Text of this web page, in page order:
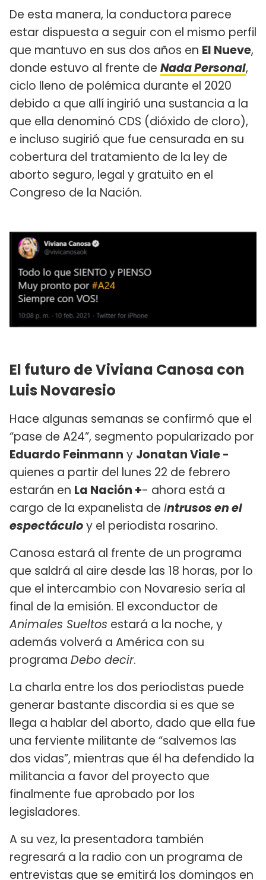
De esta manera, la conductora parece
estar dispuesta a seguir con el mismo perfil
que mantuvo en sus dos años en El Nueve,
donde estuvo al frente de Nada Personal,
ciclo lleno de polémica durante el 2020
debido a que allí ingirió una sustancia a la
que ella denominó CDS (dióxido de cloro),
e incluso sugirió que fue censurada en su
cobertura del tratamiento de la ley de
aborto seguro, legal y gratuito en el
Congreso de la Nación.
El futuro de Viviana Canosa con
Luis Novaresio
Hace algunas semanas se confirmó que el
“pase de A24”, segmento popularizado por
Eduardo Feinmann y Jonatan Viale -
quienes a partir del lunes 22 de febrero
estarán en La Nación +- ahora está a
cargo de la expanelista de Intrusosen el
espectáculoy el periodista rosarino.
Canosa estará al frente de un programa
que saldrá al aire desde las 18 horas, por lo
que el intercambio con Novaresio sería al
final de la emisión. El exconductor de
Animales Sueltos estará a la noche, y
además volverá a América con su
programa Debo decir.
La charla entre los dos periodistas puede
generar bastante discordia si es que se
llega a hablar del aborto, dado que ella fue
una ferviente militante de “salvemos las
dos vidas”, mientras que él ha defendido la
militancia a favor del proyecto que
finalmente fue aprobado por los
legisladores.
A su vez, la presentadora también
regresará a la radio con un programa de
entrevistas que se emitirá los domingos en